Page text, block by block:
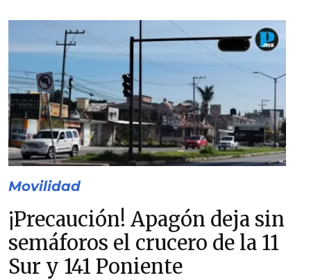
Movilidad
¡Precaución! Apagón deja sin
semáforos el crucero de la 11
Sur y 141 Poniente